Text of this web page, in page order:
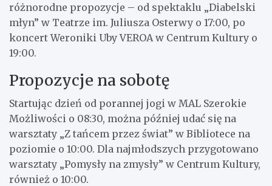
różnorodne propozycje – od spektaklu „Diabelski
młyn” w Teatrze im. Juliusza Osterwy o 17:00, po
koncert Weroniki Uby VEROA w Centrum Kultury o
19:00.
Propozycje na sobotę
Startując dzień od porannej jogi w MAL Szerokie
Możliwości o 08:30, można później udać się na
warsztaty „Z tańcem przez świat” w Bibliotece na
poziomie o 10:00. Dla najmłodszych przygotowano
warsztaty „Pomysły na zmysły” w Centrum Kultury,
również o 10:00.